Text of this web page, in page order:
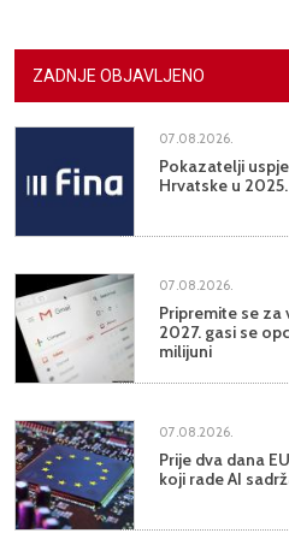
ZADNJE OBJAVLJENO
07.08.2026.
Pokazatelji
Hrvatske u
07.08.2026.
Pripremite se za
2027. gasi se
milijuni
07.08.2026.
Prije dva dana
koji rade AI